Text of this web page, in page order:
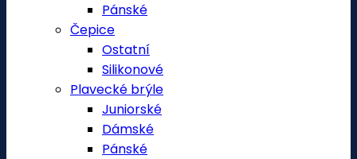
Pánské
Čepice
Ostatní
Silikonové
Plavecké brýle
Juniorské
Dámské
Pánské